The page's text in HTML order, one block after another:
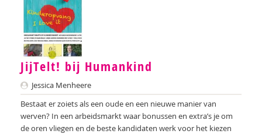
Mirjam Gevers Deynoot-Schaub
Jeroen Glen
Frank Gobel
Hans Götze
Betsy van de Grift
Marieke Groenewold
JijTelt! bij Humankind
Jessica Menheere
Bestaat er zoiets als een oude en een nieuwe manier van
werven? In een arbeidsmarkt waar bonussen en extra’s je om
de oren vliegen en de beste kandidaten werk voor het kiezen